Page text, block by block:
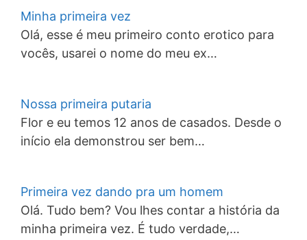
Minha primeira vez
Olá, esse é meu primeiro conto erotico para
vocês, usarei o nome do meu ex…
Nossa primeira putaria
Flor e eu temos 12 anos de casados. Desde o
início ela demonstrou ser bem…
Primeira vez dando pra um homem
Olá. Tudo bem? Vou lhes contar a história da
minha primeira vez. É tudo verdade,…